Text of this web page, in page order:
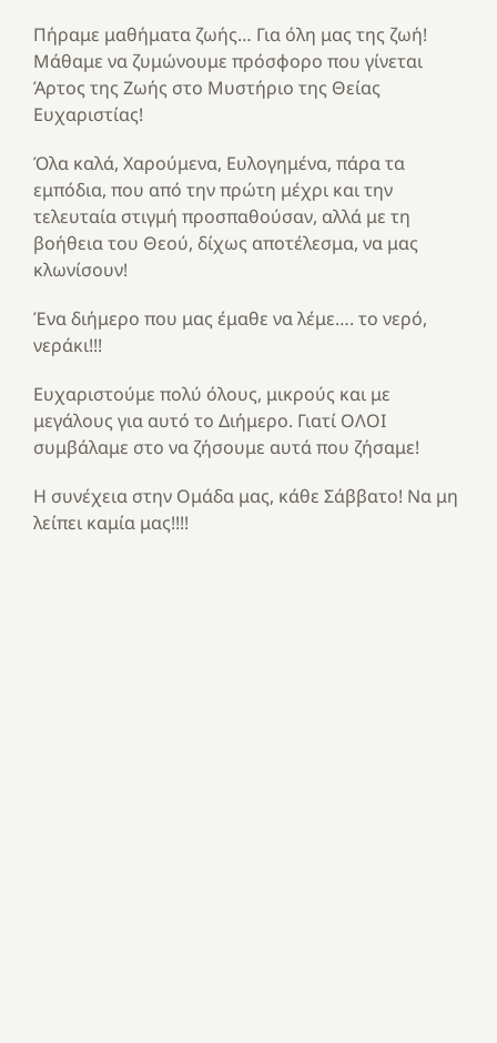
Πήραμε μαθήματα ζωής… Για όλη μας της ζωή!
Μάθαμε να ζυμώνουμε πρόσφορο που γίνεται
Άρτoς της Ζωής στο Μυστήριο της Θείας
Ευχαριστίας!
Όλα καλά, Χαρούμενα, Ευλογημένα, πάρα τα
εμπόδια, που από την πρώτη μέχρι και την
τελευταία στιγμή προσπαθούσαν, αλλά με τη
βοήθεια του Θεού, δίχως αποτέλεσμα, να μας
κλωνίσουν!
Ένα διήμερο που μας έμαθε να λέμε…. το νερό,
νεράκι!!!
Ευχαριστούμε πολύ όλους, μικρούς και με
μεγάλους για αυτό το Διήμερο. Γιατί ΟΛΟΙ
συμβάλαμε στο να ζήσουμε αυτά που ζήσαμε!
Η συνέχεια στην Ομάδα μας, κάθε Σάββατο! Nα μη
λείπει καμία μας!!!!